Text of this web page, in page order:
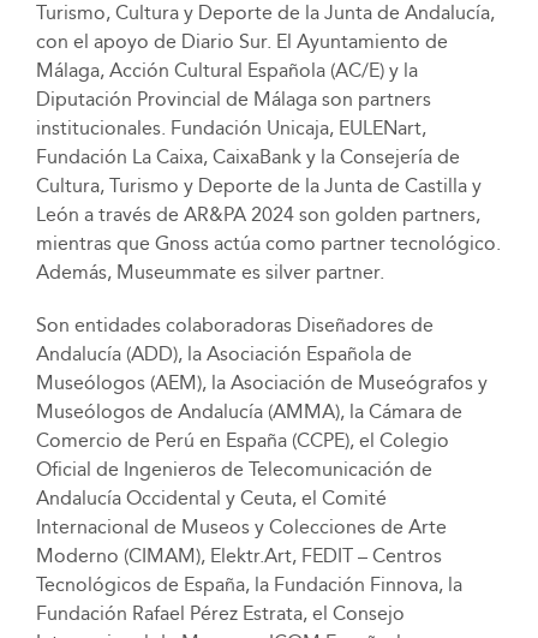
Turismo, Cultura y Deporte de la Junta de Andalucía,
con el apoyo de Diario Sur. El Ayuntamiento de
Málaga, Acción Cultural Española (AC/E) y la
Diputación Provincial de Málaga son partners
institucionales. Fundación Unicaja, EULENart,
Fundación La Caixa, CaixaBank y la Consejería de
Cultura, Turismo y Deporte de la Junta de Castilla y
León a través de AR&PA 2024 son golden partners,
mientras que Gnoss actúa como partner tecnológico.
Además, Museummate es silver partner.
Son entidades colaboradoras Diseñadores de
Andalucía (ADD), la Asociación Española de
Museólogos (AEM), la Asociación de Museógrafos y
Museólogos de Andalucía (AMMA), la Cámara de
Comercio de Perú en España (CCPE), el Colegio
Oficial de Ingenieros de Telecomunicación de
Andalucía Occidental y Ceuta, el Comité
Internacional de Museos y Colecciones de Arte
Moderno (CIMAM), Elektr.Art, FEDIT – Centros
Tecnológicos de España, la Fundación Finnova, la
Fundación Rafael Pérez Estrata, el Consejo